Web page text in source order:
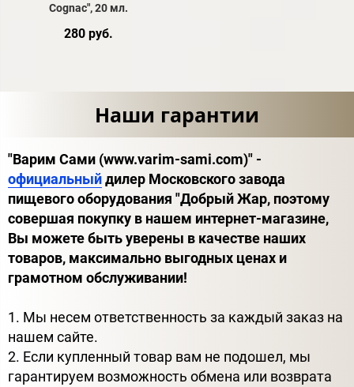
Cognac", 20 мл.
280 руб.
Наши гарантии
"Варим Сами (www.varim-sami.com)" -
официальныйдилер Московского завода
пищевого оборудования "Добрый Жар, поэтому
совершая покупку в нашем интернет-магазине,
Вы можете быть уверены в качестве наших
товаров, максимально выгодных ценах и
грамотном обслуживании!
1. Мы несем ответственность за каждый заказ на
нашем сайте.
2. Если купленный товар вам не подошел, мы
гарантируем возможность обмена или возврата